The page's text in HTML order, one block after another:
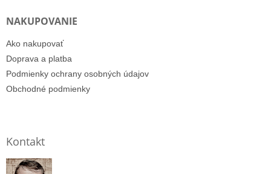
NAKUPOVANIE
Ako nakupovať
Doprava a platba
Podmienky ochrany osobných údajov
Obchodné podmienky
Kontakt